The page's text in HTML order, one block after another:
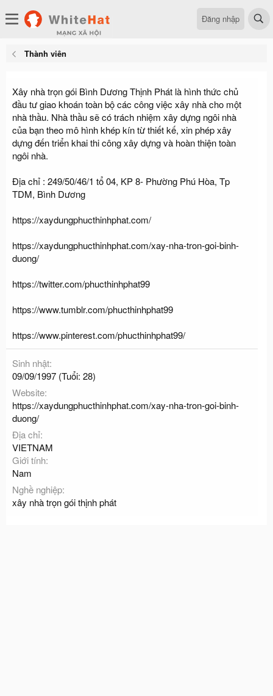
Đăng nhập
Thành viên
Xây nhà trọn gói Bình Dương Thịnh Phát là hình thức chủ
đầu tư giao khoán toàn bộ các công việc xây nhà cho một
nhà thầu. Nhà thầu sẽ có trách nhiệm xây dựng ngôi nhà
của bạn theo mô hình khép kín từ thiết kế, xin phép xây
dựng đến triển khai thi công xây dựng và hoàn thiện toàn
ngôi nhà.
Địa chỉ : 249/50/46/1 tổ 04, KP 8- Phường Phú Hòa, Tp
TDM, Bình Dương
https://xaydungphucthinhphat.com/
https://xaydungphucthinhphat.com/xay-nha-tron-goi-binh-
duong/
https://twitter.com/phucthinhphat99
https://www.tumblr.com/phucthinhphat99
https://www.pinterest.com/phucthinhphat99/
Sinh nhật
09/09/1997 (Tuổi: 28)
Website
https://xaydungphucthinhphat.com/xay-nha-tron-goi-binh-
duong/
Địa chỉ
VIETNAM
Giới tính
Nam
Nghề nghiệp
xây nhà trọn gói thịnh phát